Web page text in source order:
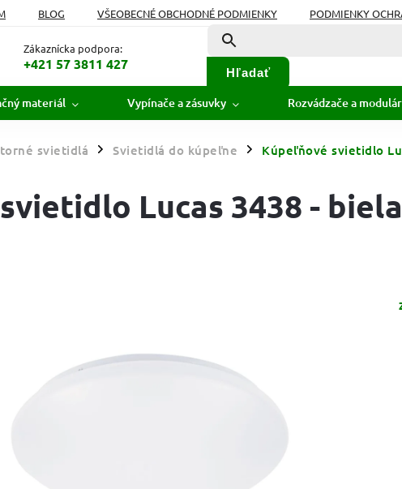
BLOG VŠEOBECNÉ OBCHODNÉ PODMIENKY PODMIENKY
Zákaznícka podpora:
+421 57 3811 427
Hľadať
materiál Vypínače a zásuvky Rozvádzače a
svietidlá / Svietidlá do kúpeľne / Kúpeľňové svietidlo
Lucas 3438 - biela